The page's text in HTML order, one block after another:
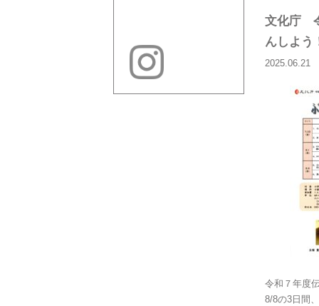
文化庁
んしよう
2025.06.21
令和７年度
8/8の3日間